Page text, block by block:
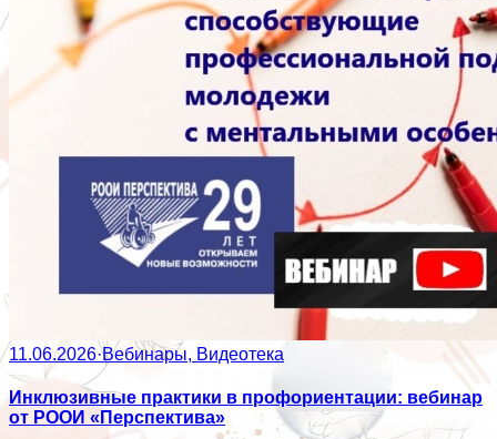
11.06.2026·Вебинары, Видеотека
Инклюзивные практики в профориентации: вебинар
от РООИ «Перспектива»